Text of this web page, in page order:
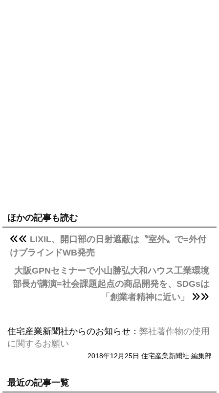
ほかの記事も読む
LIXIL、開口部の日射遮蔽は〝室外〟で=外付
けブラインドWB発売
大阪GPNセミナーで小山勝弘大和ハウス工業環境
部長が講演=社会課題起点の商品開発を、SDGsは
「創業者精神に近い」
住宅産業新聞社からのお知らせ： 弊社著作物の使用
に関するお願い
2018年12月25日 住宅産業新聞社 編集部
最近の記事一覧